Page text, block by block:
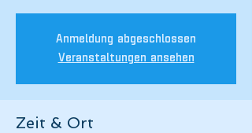
Anmeldung abgeschlossen
Veranstaltungen ansehen
Zeit & Ort